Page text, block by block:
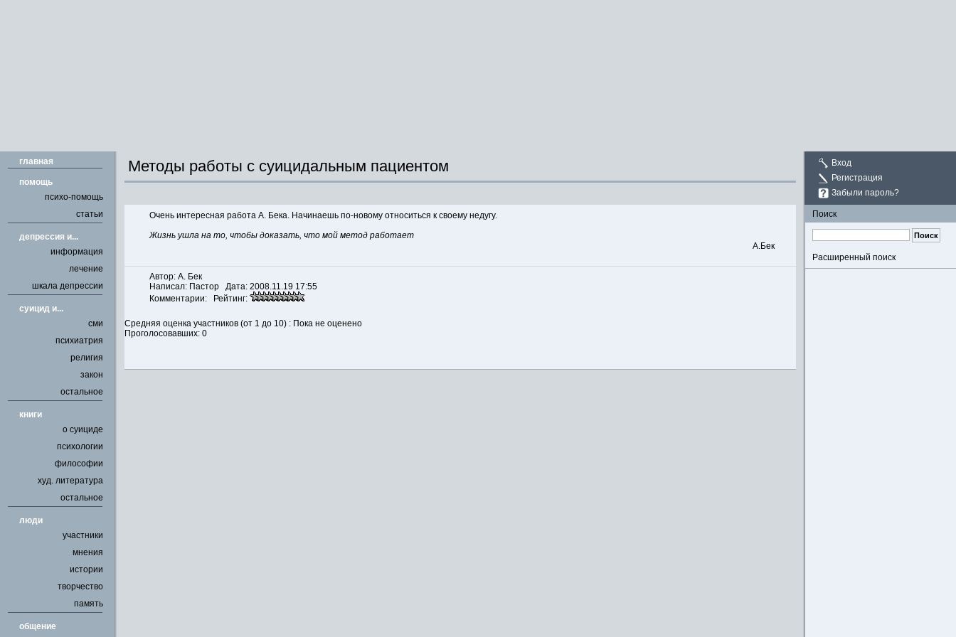
главная
помощь
психо-помощь
статьи
депрессия и...
информация
лечение
шкала депрессии
cуицид и...
сми
психиатрия
религия
закон
остальное
книги
о суициде
психологии
философии
худ. литература
остальное
люди
участники
мнения
истории
творчество
память
общение
Вход
Регистрация
Забыли пароль?
Поиск
Расширенный поиск
Методы работы с суицидальным пациентом
Очень интересная работа А. Бека. Начинаешь по-новому относиться к своему недугу.
Жизнь ушла на то, чтобы доказать, что мой метод работает
А.Бек
Автор: А. Бек
Написал: Пастор Дата: 2008.11.19 17:55
Комментарии: Рейтинг:
Средняя оценка участников (от 1 до 10) : Пока не оценено
Проголосовавших: 0